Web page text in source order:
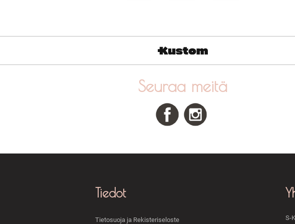
Seuraa meitä
Tiedot
Tietosuoja ja Rekisteriseloste S-